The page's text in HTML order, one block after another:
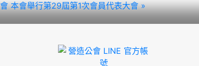
會本會舉行第29屆第1次會員代表大會 »